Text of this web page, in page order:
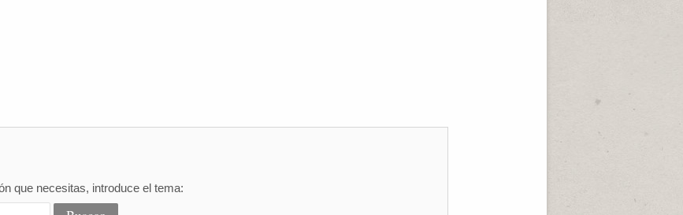
que necesitas, introduce el tema: